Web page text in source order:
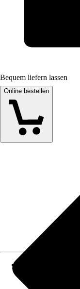
Bequem liefern lassen
Online bestellen